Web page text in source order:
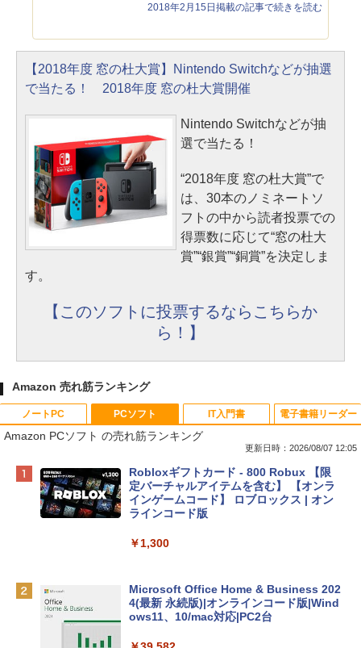
2018年2月15日掲載の記事で続きを読む
【2018年度 窓の杜大賞】Nintendo Switchなどが抽選
で当たる！ 2018年度 窓の杜大賞開催
Nintendo Switchなどが抽
選で当たる！
“2018年度 窓の杜大賞”で
は、30本のノミネートソ
フトの中から読者投票での
得票数に応じて“窓の杜大
賞”“銀賞”“銅賞”を決定しま
す。
【このソフトに投票するならこちらか
ら！】
Amazon 売れ筋ランキング
ノートPC
Apple 2026 MacBook Neo A18 Proチッ
プ搭載13インチノートブック：AIとAppl
e Intelligence、Liquid Retinaディスプ
レイ、8GBメモリ、512GB SSD、1080p
ィゴ + 3年延長 AppleCare+ for 13インチ
￥162,598
ンケース Dell NEC Lavie ASUS HP dyna
PCソフト
Amazon PCソフト の売れ筋ランキング
更新日時：2026/08/07 12:05
Robloxギフトカード - 800 Robux 【限
定バーチャルアイテムを含む】 【オンラ
インゲームコード】 ロブロックス | オン
ラインコード版
￥1,300
Microsoft Office Home & Business 202
4(最新 永続版)|オンラインコード版|Wind
ows11、10/mac対応|PC2台
IT入門書 電子書籍リーダー